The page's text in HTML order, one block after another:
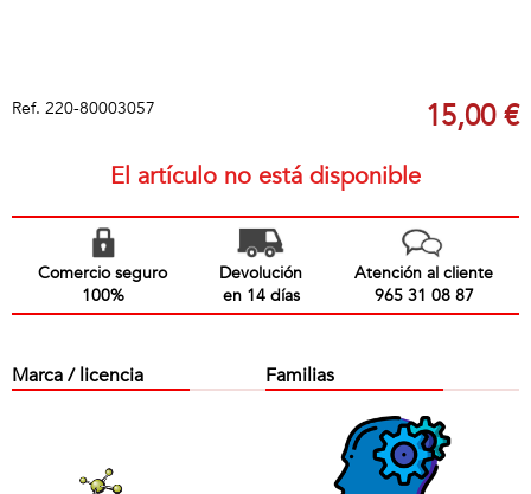
Ref. 220-80003057 15,00 €
El artículo no está disponible
Comercio seguro
100%
Devolución
en 14 días
Atención al cliente
965 31 08 87
Marca / licencia Familias